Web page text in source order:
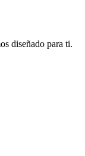
diseñado para ti.